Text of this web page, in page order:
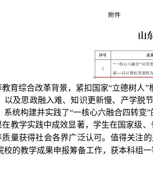
育综合改革背景，紧扣国家“立德树人”
以及思政融入难、知识更新慢、产学脱
统构建并实践了“一核心六融合四转变”
教学实践中成效显著，学生在国家级
量获得社会各界广泛认可。值得关注
校的教学成果申报筹备工作，获本科组